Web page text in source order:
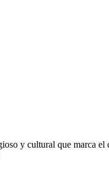
y cultural que marca